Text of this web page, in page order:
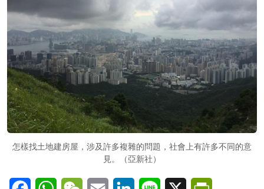
怎樣找土地建房屋，涉及許多複雜的問題，社會上有許多不同的意
見。（亞新社）
FacebookWhatsAppWeChatEmail LinkedInLine X